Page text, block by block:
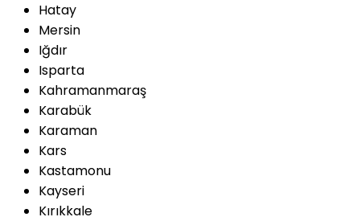
Hatay
Mersin
Iğdır
Isparta
Kahramanmaraş
Karabük
Karaman
Kars
Kastamonu
Kayseri
Kırıkkale